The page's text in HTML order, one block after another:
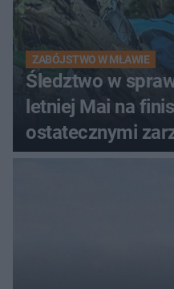
ZABÓJSTWO W MŁAWIE
Śledztwo w
letniej Mai na
ostatecznymi